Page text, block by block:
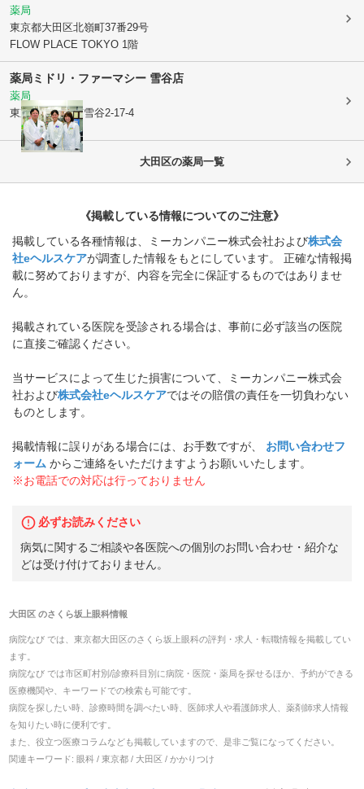
薬局
東京都大田区北嶺町37番29号
FLOW PLACE TOKYO 1階
薬局ミドリ・ファーマシー 雪谷店
薬局
東京都大田区南雪谷2-17-4
大田区の薬局一覧
《掲載している情報についてのご注意》
掲載している各種情報は、ミーカンパニー株式会社および株式会
社eヘルスケアが調査した情報をもとにしています。 正確な情報掲
載に努めておりますが、内容を完全に保証するものではありませ
ん。
掲載されている医院を受診される場合は、事前に必ず該当の医院
に直接ご確認ください。
当サービスによって生じた損害について、ミーカンパニー株式会
社および株式会社eヘルスケアではその賠償の責任を一切負わない
ものとします。
掲載情報に誤りがある場合には、お手数ですが、
お問い合わせフ
ォーム からご連絡をいただけますようお願いいたします。
※お電話での対応は行っておりません
必ずお読みください
病気に関するご相談や各医院への個別のお問い合わせ・紹介な
どは受け付けておりません。
大田区のさくら坂上眼科情報
病院なび では、 東京都大田区のさくら坂上眼科の評判・求人・転職情報を掲載してい
ます。
病院なび では市区町村別/診療科目別に病院・医院・薬局を探せるほか、予約ができる
医療機関や、キーワードでの検索も可能です。
病院を探したい時、診療時間を調べたい時、医師求人や看護師求人、薬剤師求人情報
を知りたい時に便利です。
また、役立つ医療コラムなども掲載していますので、是非ご覧になってください。
関連キーワード: 眼科 / 東京都 / 大田区 / かかりつけ